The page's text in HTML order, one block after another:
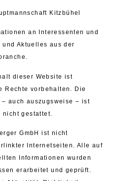
Kitzbühel
an Interessenten und
und Aktuelles aus der
dieser Website ist
Rechte vorbehalten. Die
auch auszugsweise – ist
gestattet.
GmbH ist nicht
Internetseiten. Alle auf
Informationen wurden
erarbeitet und geprüft.